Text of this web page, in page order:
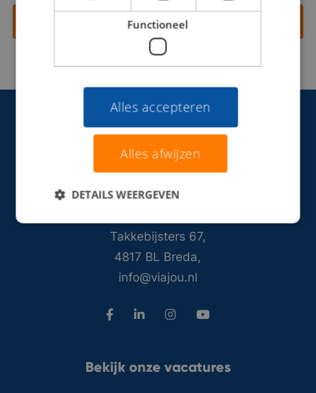
Contact opnemen
Takkebijsters 67,
4817 BL Breda,
info@viajou.nl
Bekijk onze vacatures
Functioneel
Alles accepteren
Alles afwijzen
DETAILS WEERGEVEN